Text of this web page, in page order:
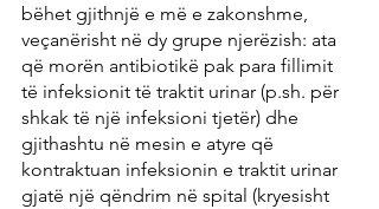
bëhet gjithnjë e më e zakonshme,
veçanërisht në dy grupe njerëzish: ata
që morën antibiotikë pak para fillimit
të infeksionit të traktit urinar (p.sh. për
shkak të një infeksioni tjetër) dhe
gjithashtu në mesin e atyre që
kontraktuan infeksionin e traktit urinar
gjatë një qëndrim në spital (kryesisht